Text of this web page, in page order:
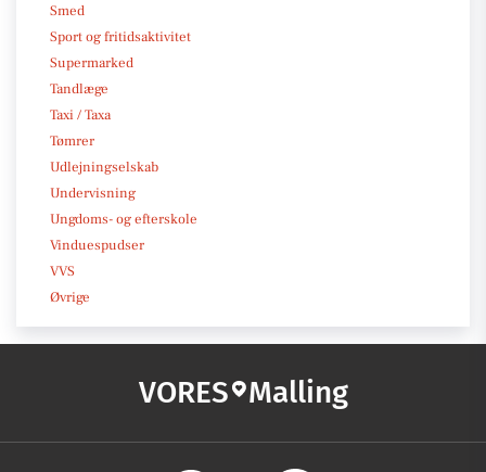
Smed
Sport og fritidsaktivitet
Supermarked
Tandlæge
Taxi / Taxa
Tømrer
Udlejningselskab
Undervisning
Ungdoms- og efterskole
Vinduespudser
VVS
Øvrige
VORES Malling